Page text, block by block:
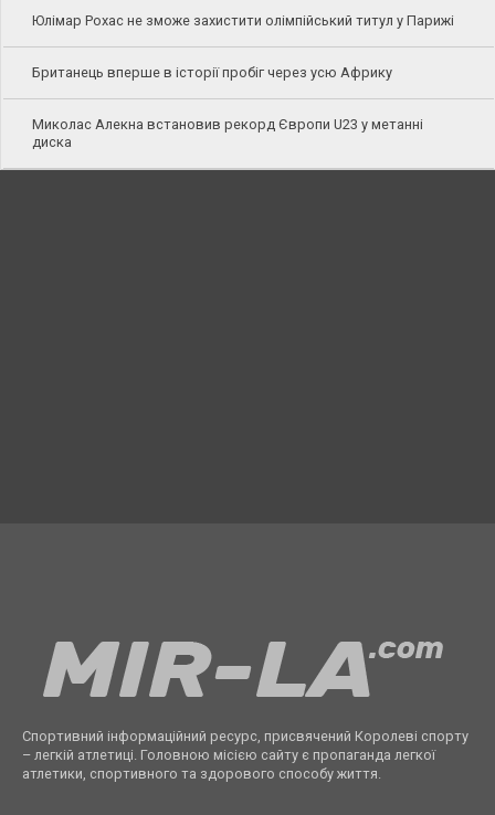
Юлімар Рохас не зможе захистити олімпійський титул у Парижі
Британець вперше в історії пробіг через усю Африку
Миколас Алекна встановив рекорд Європи U23 у метанні
диска
Спортивний інформаційний ресурс, присвячений Королеві спорту
– легкій атлетиці. Головною місією сайту є пропаганда легкої
атлетики, спортивного та здорового способу життя.